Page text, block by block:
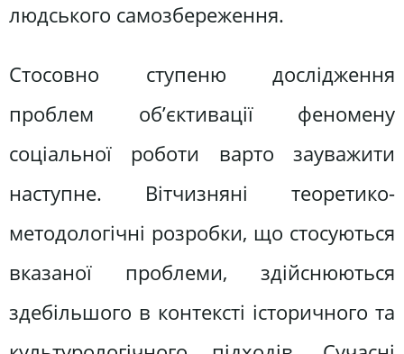
людського самозбереження.
Стосовно ступеню дослідження
проблем об’єктивації феномену
соціальної роботи варто зауважити
наступне. Вітчизняні теоретико-
методологічні розробки, що стосуються
вказаної проблеми, здійснюються
здебільшого в контексті історичного та